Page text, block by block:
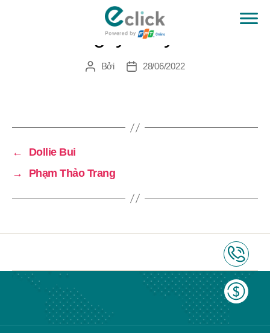
eClick
Nguyen Lym
TácBởi
Ngày28/06/2022
←
Dollie Bui
→
Phạm Thảo Trang